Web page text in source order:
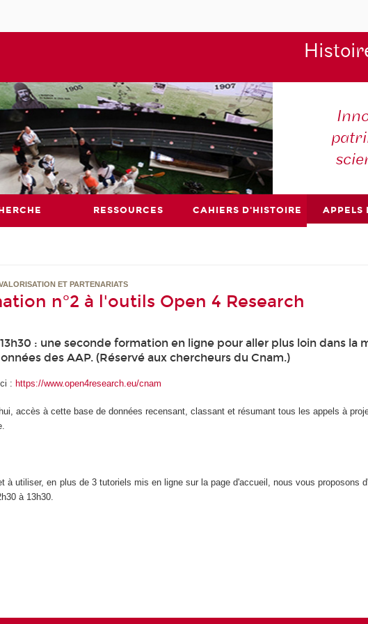
RESSOURCES CAHIERS D'HISTOIRE APPELS
ET PARTENARIATS
n°2 à l'outils Open 4 Research
: une seconde formation en ligne pour aller plus loin dans la
des AAP. (Réservé aux chercheurs du Cnam.)
: https://www.open4research.eu/cnam
accès à cette base de données recensant, classant et résumant tous les appels à
à utiliser, en plus de 3 tutoriels mis en ligne sur la page d'accueil, nous vous proposons
à 13h30.